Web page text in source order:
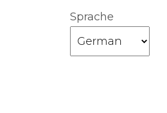
Sprache